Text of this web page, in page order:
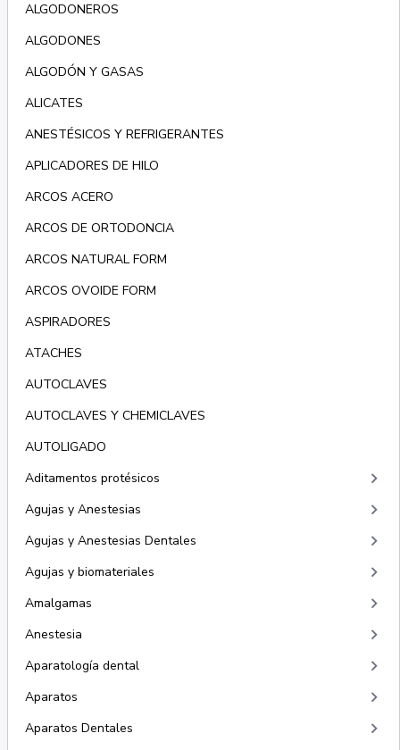
ALGODONEROS
ALGODONES
ALGODÓN Y GASAS
ALICATES
ANESTÉSICOS Y REFRIGERANTES
APLICADORES DE HILO
ARCOS ACERO
ARCOS DE ORTODONCIA
ARCOS NATURAL FORM
ARCOS OVOIDE FORM
ASPIRADORES
ATACHES
AUTOCLAVES
AUTOCLAVES Y CHEMICLAVES
AUTOLIGADO
Aditamentos protésicos
keyboard_arrow_right
Agujas y Anestesias keyboard_arrow_right
Agujas y Anestesias Dentales keyboard_arrow_right
Agujas y biomateriales keyboard_arrow_right
Amalgamas keyboard_arrow_right
Anestesia keyboard_arrow_right
Aparatología dental keyboard_arrow_right
Aparatos keyboard_arrow_right
Aparatos Dentales keyboard_arrow_right